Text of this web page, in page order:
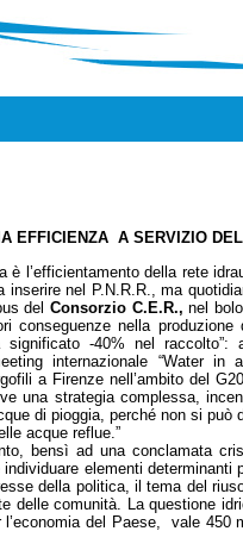
EFFICIENZA A SERVIZIO
è l’efficientamento della rete
nel P.N.R.R., ma
del Consorzio C.E.R., nel
conseguenze nella
significato -40% nel
internazionale “Water
a Firenze nell’ambito del
una strategia complessa,
di pioggia, perché non si
acque reflue.”
bensì ad una conclamata
elementi determinanti
della politica, il tema del
delle comunità. La questione
del Paese, vale 450